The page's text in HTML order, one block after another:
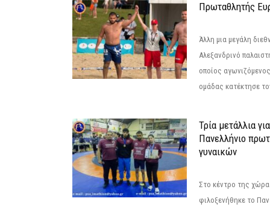
Πρωταθλητής
Άλλη μια μεγάλη
Αλεξανδρινό
οποίος
ομάδας κατέκτησε
Τρία μετάλλια
Πανελλήνιο
γυναικών
Στο κέντρο της
φιλοξενήθηκε το